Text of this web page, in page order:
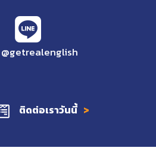
ติดต่อเราวันนี้